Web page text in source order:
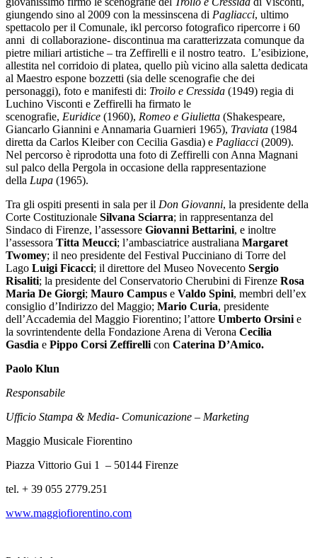
giungendo sino al 2009 con la messinscena di Pagliacci, ultimo
spettacolo per il Comunale, ikl percorso fotografico ripercorre i 60
anni di collaborazione- discontinua ma caratterizzata comunque da
pietre miliari artistiche – tra Zeffirelli e il nostro teatro. L’esibizione,
allestita nel corridoio di platea, quello più vicino alla saletta dedicata
al Maestro espone bozzetti (sia delle scenografie che dei
personaggi), foto e manifesti di: Troilo e Cressida (1949) regia di
Luchino Visconti e Zeffirelli ha firmato le
scenografie, Euridice (1960), Romeo e Giulietta (Shakespeare,
Giancarlo Giannini e Annamaria Guarnieri 1965), Traviata (1984
diretta da Carlos Kleiber con Cecilia Gasdia) e Pagliacci (2009).
Nel percorso è riprodotta una foto di Zeffirelli con Anna Magnani
sul palco della Pergola in occasione della rappresentazione
della Lupa (1965).
Tra gli ospiti presenti in sala per il Don Giovanni, la presidente della
Corte Costituzionale Silvana Sciarra; in rappresentanza del
Sindaco di Firenze, l’assessore Giovanni Bettarini, e inoltre
l’assessora Titta Meucci; l’ambasciatrice australiana Margaret
Twomey; il neo presidente del Festival Pucciniano di Torre del
Lago Luigi Ficacci; il direttore del Museo Novecento Sergio
Risaliti; la presidente del Conservatorio Cherubini di Firenze Rosa
Maria De Giorgi; Mauro Campus e Valdo Spini, membri dell’ex
consiglio d’Indirizzo del Maggio; Mario Curia, presidente
dell’Accademia del Maggio Fiorentino; l’attore Umberto Orsini e
la sovrintendente della Fondazione Arena di Verona Cecilia
Gasdia e Pippo Corsi Zeffirelli con Caterina D’Amico.
Paolo Klun
Responsabile
Ufficio Stampa & Media- Comunicazione – Marketing
Maggio Musicale Fiorentino
Piazza Vittorio Gui 1 – 50144 Firenze
tel. + 39 055 2779.251
www.maggiofiorentino.com